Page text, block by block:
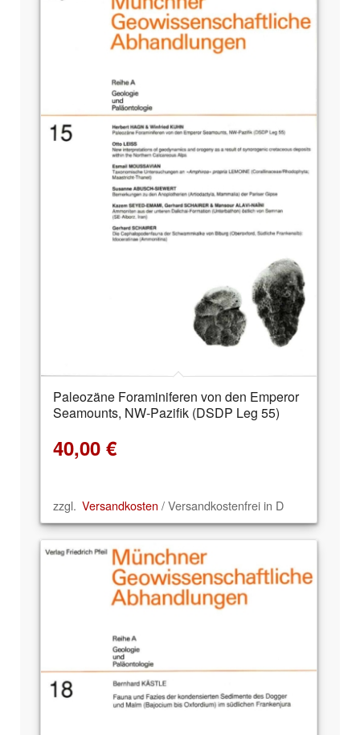
Paleozäne Foraminiferen von den Emperor
Seamounts, NW-Pazifik (DSDP Leg 55)
40,00 €
zzgl. Versandkosten / Versandkostenfrei in D